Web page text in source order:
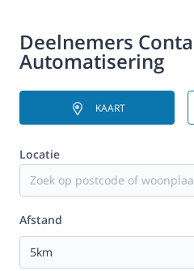
Deelnemers
Automatisering
KAART
Locatie
Afstand